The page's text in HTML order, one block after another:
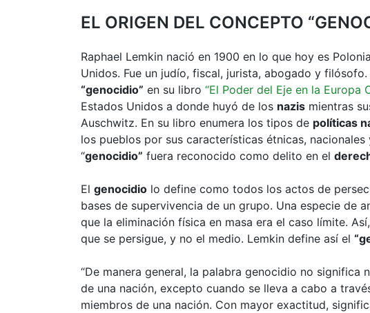
EL ORIGEN DEL CONCEPTO
Raphael Lemkin nació en 1900 en lo que hoy es
Unidos. Fue un judío, fiscal, jurista, abogado y
“genocidio” en su libro “El Poder del Eje en la Europa
Estados Unidos a donde huyó de los nazis mientras
Auschwitz. En su libro enumera los tipos de políticas
los pueblos por sus características étnicas,
“genocidio” fuera reconocido como delito en el
El genocidio lo define como todos los actos de
bases de supervivencia de un grupo. Una especie de
que la eliminación física en masa era el caso límite.
que se persigue, y no el medio. Lemkin define así el
“De manera general, la palabra genocidio no significa
de una nación, excepto cuando se lleva a cabo a
miembros de una nación. Con mayor exactitud,